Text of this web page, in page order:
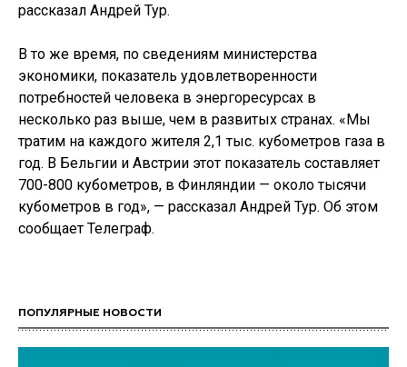
рассказал Андрей Тур.
В то же время, по сведениям министерства
экономики, показатель удовлетворенности
потребностей человека в энергоресурсах в
несколько раз выше, чем в развитых странах. «Мы
тратим на каждого жителя 2,1 тыс. кубометров газа в
год. В Бельгии и Австрии этот показатель составляет
700-800 кубометров, в Финляндии — около тысячи
кубометров в год», — рассказал Андрей Тур. Об этом
сообщает Телеграф.
ПОПУЛЯРНЫЕ НОВОСТИ